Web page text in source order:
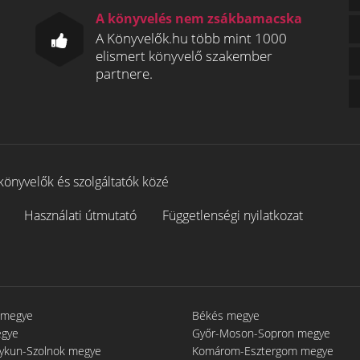
A könyvelés nem zsákbamacska
A Könyvelők.hu több mint 1000
elismert könyvelő szakember
partnere.
és szolgáltatók közé
Használati útmutató
Függetlenségi nyilatkozat
Békés megye
Győr-Moson-Sopron megye
Szolnok megye
Komárom-Esztergom megye